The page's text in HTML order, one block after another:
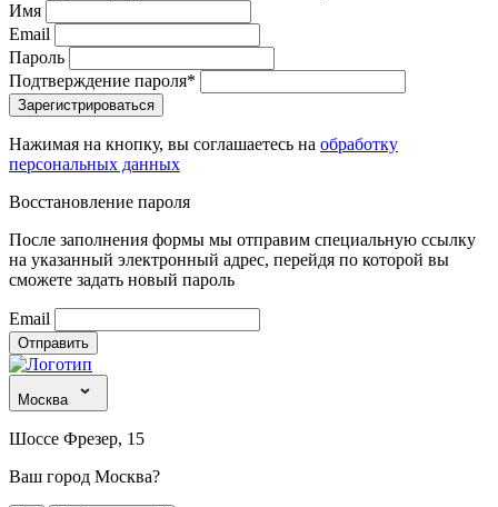
Имя
Email
Пароль
Подтверждение пароля*
Зарегистрироваться
Нажимая на кнопку, вы соглашаетесь на обработку
персональных данных
Восстановление пароля
После заполнения формы мы отправим специальную ссылку
на указанный электронный адрес, перейдя по которой вы
сможете задать новый пароль
Email
Отправить
Москва
Шоссе Фрезер, 15
Ваш город Москва?